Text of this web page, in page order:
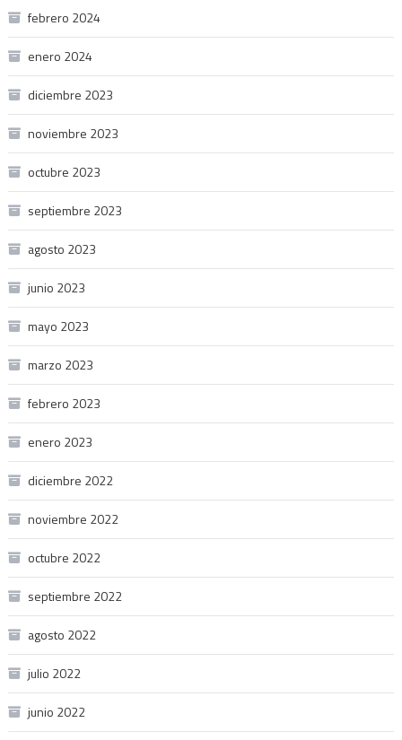
febrero 2024
enero 2024
diciembre 2023
noviembre 2023
octubre 2023
septiembre 2023
agosto 2023
junio 2023
mayo 2023
marzo 2023
febrero 2023
enero 2023
diciembre 2022
noviembre 2022
octubre 2022
septiembre 2022
agosto 2022
julio 2022
junio 2022